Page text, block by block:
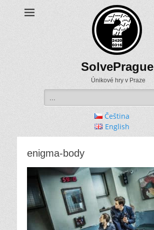
SolvePrague
Únikové hry v Praze
for:
Čeština
English
enigma-body